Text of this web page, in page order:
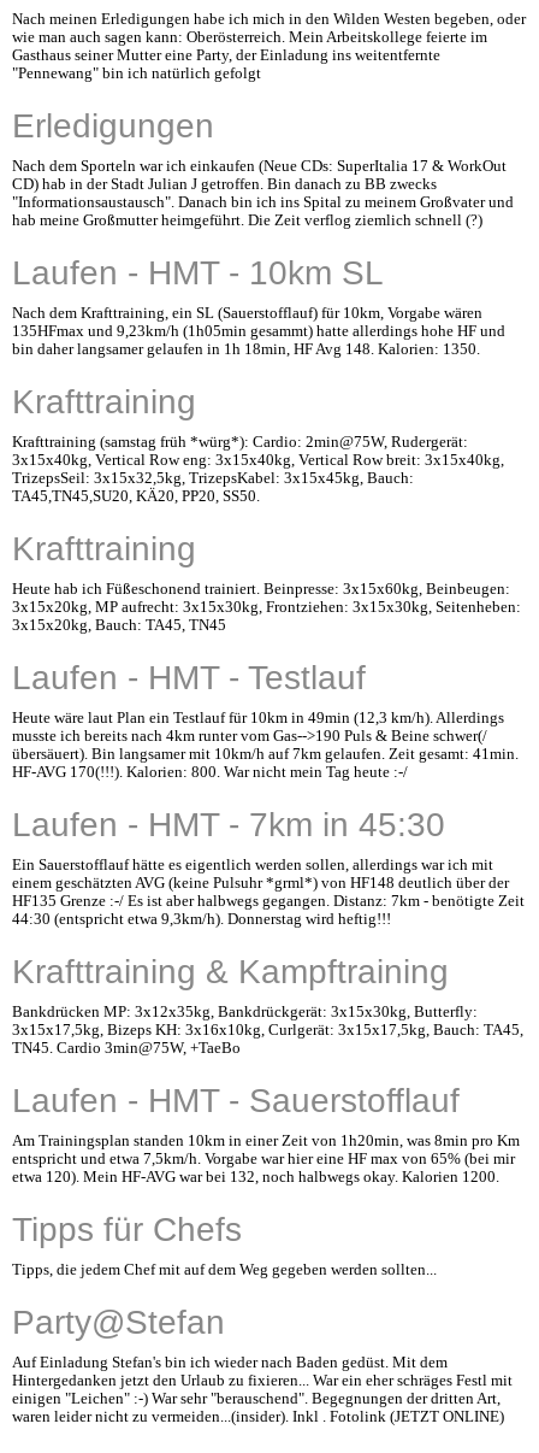
Nach meinen Erledigungen habe ich mich in den Wilden Westen begeben, oder
wie man auch sagen kann: Oberösterreich. Mein Arbeitskollege feierte im
Gasthaus seiner Mutter eine Party, der Einladung ins weitentfernte
"Pennewang" bin ich natürlich gefolgt
Erledigungen
Nach dem Sporteln war ich einkaufen (Neue CDs: SuperItalia 17 & WorkOut
CD) hab in der Stadt Julian J getroffen. Bin danach zu BB zwecks
"Informationsaustausch". Danach bin ich ins Spital zu meinem Großvater und
hab meine Großmutter heimgeführt. Die Zeit verflog ziemlich schnell (?)
Laufen - HMT - 10km SL
Nach dem Krafttraining, ein SL (Sauerstofflauf) für 10km, Vorgabe wären
135HFmax und 9,23km/h (1h05min gesammt) hatte allerdings hohe HF und
bin daher langsamer gelaufen in 1h 18min, HF Avg 148. Kalorien: 1350.
Krafttraining
Krafttraining (samstag früh *würg*): Cardio: 2min@75W, Rudergerät:
3x15x40kg, Vertical Row eng: 3x15x40kg, Vertical Row breit: 3x15x40kg,
TrizepsSeil: 3x15x32,5kg, TrizepsKabel: 3x15x45kg, Bauch:
TA45,TN45,SU20, KÄ20, PP20, SS50.
Krafttraining
Heute hab ich Füßeschonend trainiert. Beinpresse: 3x15x60kg, Beinbeugen:
3x15x20kg, MP aufrecht: 3x15x30kg, Frontziehen: 3x15x30kg, Seitenheben:
3x15x20kg, Bauch: TA45, TN45
Laufen - HMT - Testlauf
Heute wäre laut Plan ein Testlauf für 10km in 49min (12,3 km/h). Allerdings
musste ich bereits nach 4km runter vom Gas-->190 Puls & Beine schwer(/
übersäuert). Bin langsamer mit 10km/h auf 7km gelaufen. Zeit gesamt: 41min.
HF-AVG 170(!!!). Kalorien: 800. War nicht mein Tag heute :-/
Laufen - HMT - 7km in 45:30
Ein Sauerstofflauf hätte es eigentlich werden sollen, allerdings war ich mit
einem geschätzten AVG (keine Pulsuhr *grml*) von HF148 deutlich über der
HF135 Grenze :-/ Es ist aber halbwegs gegangen. Distanz: 7km - benötigte Zeit
44:30 (entspricht etwa 9,3km/h). Donnerstag wird heftig!!!
Krafttraining & Kampftraining
Bankdrücken MP: 3x12x35kg, Bankdrückgerät: 3x15x30kg, Butterfly:
3x15x17,5kg, Bizeps KH: 3x16x10kg, Curlgerät: 3x15x17,5kg, Bauch: TA45,
TN45. Cardio 3min@75W, +TaeBo
Laufen - HMT - Sauerstofflauf
Am Trainingsplan standen 10km in einer Zeit von 1h20min, was 8min pro Km
entspricht und etwa 7,5km/h. Vorgabe war hier eine HF max von 65% (bei mir
etwa 120). Mein HF-AVG war bei 132, noch halbwegs okay. Kalorien 1200.
Tipps für Chefs
Tipps, die jedem Chef mit auf dem Weg gegeben werden sollten...
Party@Stefan
Auf Einladung Stefan's bin ich wieder nach Baden gedüst. Mit dem
Hintergedanken jetzt den Urlaub zu fixieren... War ein eher schräges Festl mit
einigen "Leichen" :-) War sehr "berauschend". Begegnungen der dritten Art,
waren leider nicht zu vermeiden...(insider). Inkl . Fotolink (JETZT ONLINE)